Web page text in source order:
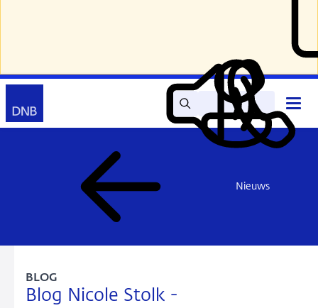
Zoek Lees
voor
Mijn
DNB
Contact
Nieuws
Blog Nicole Stolk -
BLOG